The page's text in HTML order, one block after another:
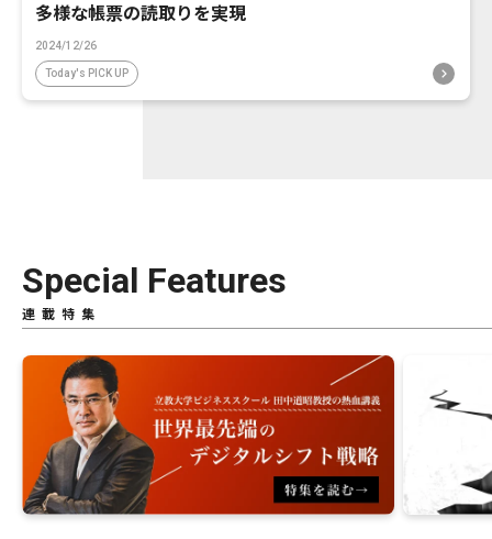
多様な帳票の読取りを実現
2024/12/26
Today's PICK UP
Special Features
連載特集